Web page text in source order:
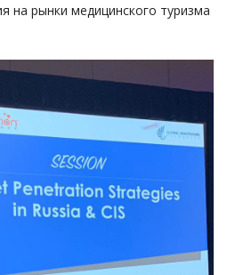
на рынки медицинского туризма